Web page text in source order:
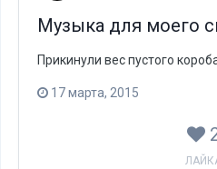
Музыка для моего
Прикинули вес пустого
17 марта, 2015